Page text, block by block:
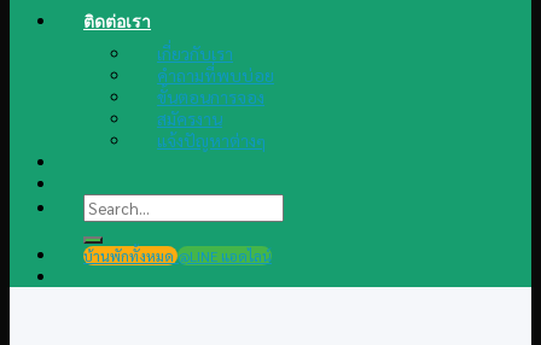
ติดต่อเรา
เกี่ยวกับเรา
คำถามที่พบบ่อย
ขั้นตอนการจอง
สมัครงาน
แจ้งปัญหาต่างๆ
Search
for:
บ้านพักทั้งหมด @LINE แอดไลน์